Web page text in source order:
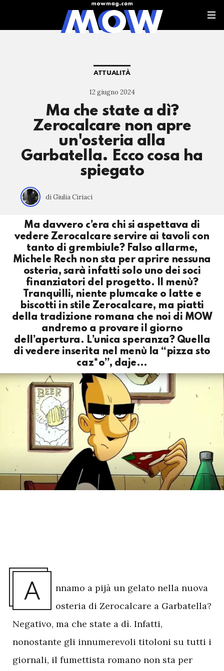
ATTUALITÀ
12 giugno 2024
Ma che state a dì?
Zerocalcare non apre
un'osteria alla
Garbatella. Ecco cosa ha
spiegato
di Giulia Ciriaci
Ma davvero c’era chi si aspettava di
vedere Zerocalcare servire ai tavoli con
tanto di grembiule? Falso allarme,
Michele Rech non sta per aprire nessuna
osteria, sarà infatti solo uno dei soci
finanziatori del progetto. Il menù?
Tranquilli, niente plumcake o latte e
biscotti in stile Zerocalcare, ma piatti
della tradizione romana che noi di MOW
andremo a provare il giorno
dell’apertura. L’unica speranza? Quella
di vedere inserita nel menù la “pizza sto
caz*o”, daje…
A
nnamo a pijà un gelato nella nuova
osteria di Zerocalcare a Garbatella?
Negativo, ma che state a dì. Infatti,
nonostante gli innumerevoli titoloni su tutti i
giornali, il fumettista romano non sta per